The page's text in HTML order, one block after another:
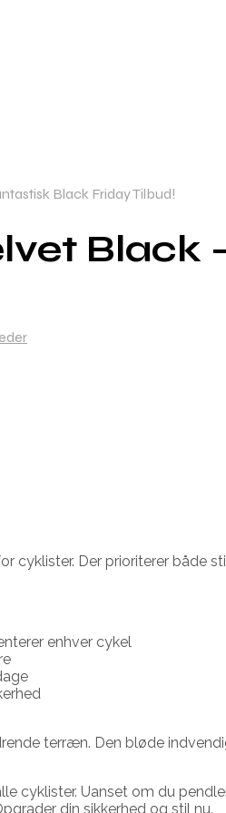
Black Friday Tilbud!
Black
cyklister. Der prioriterer både
enhver cykel
terræn. Den bløde
cyklister. Uanset om du
din sikkerhed og stil nu.